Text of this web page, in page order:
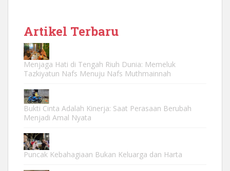
Artikel Terbaru
Menjaga Hati di Tengah Riuh Dunia: Memeluk
Tazkiyatun Nafs Menuju Nafs Muthmainnah
Bukti Cinta Adalah Kinerja: Saat Perasaan Berubah
Menjadi Amal Nyata
Puncak Kebahagiaan Bukan Keluarga dan Harta